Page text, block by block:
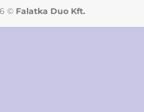
© Falatka Duo Kft.